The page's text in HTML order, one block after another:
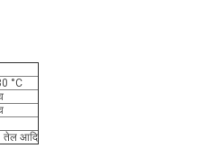
°C
तेल आदि